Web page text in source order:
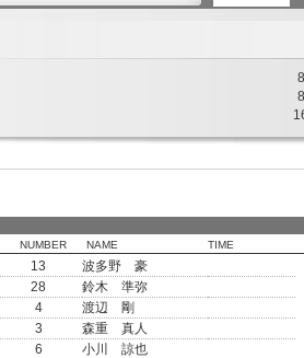
8
8
NUMBER NAME TIME
13
波多野 豪
28
鈴木 準弥
4
渡辺 剛
3
森重 真人
6
小川 諒也